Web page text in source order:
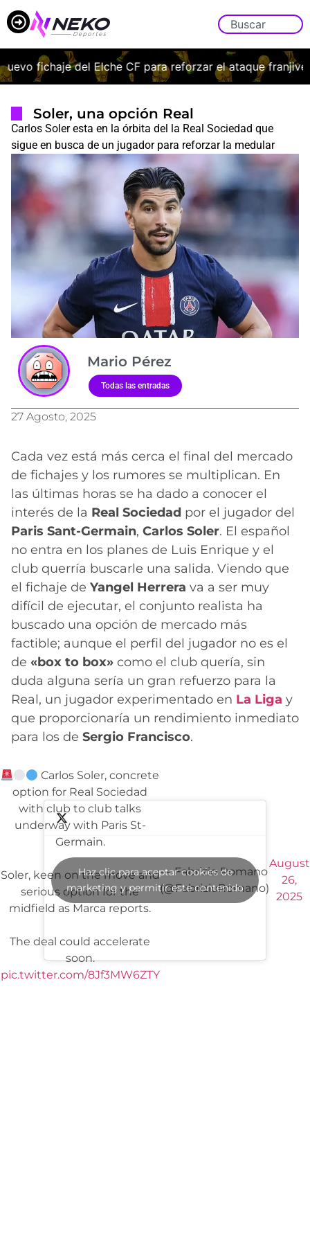
fichaje del Elche CF para reforzar el ataque franjiverde
Soler, una opción Real
Carlos Soler esta en la órbita del la Real Sociedad que
sigue en busca de un jugador para reforzar la medular
Mario Pérez
Todas las entradas
27 Agosto, 2025
Cada vez está más cerca el final del mercado
de fichajes y los rumores se multiplican. En
las últimas horas se ha dado a conocer el
interés de la Real Sociedad por el jugador del
Paris Sant-Germain, Carlos Soler. El español
no entra en los planes de Luis Enrique y el
club querría buscarle una salida. Viendo que
el fichaje de Yangel Herrera va a ser muy
difícil de ejecutar, el conjunto realista ha
buscado una opción de mercado más
factible; aunque el perfil del jugador no es el
de «box to box» como el club quería, sin
duda alguna sería un gran refuerzo para la
Real, un jugador experimentado en La Liga y
que proporcionaría un rendimiento inmediato
para los de Sergio Francisco.
Carlos Soler, concrete
option for Real Sociedad
with club to club talks
underway with Paris St-
Germain.
Soler, keen on the move and
serious option for the
midfield as Marca reports.
The deal could accelerate
soon.
pic.twitter.com/8Jf3MW6ZTY
— Fabrizio Romano
(@FabrizioRomano)
August
26,
2025
Haz clic para aceptar cookies de
marketing y permitir este contenido